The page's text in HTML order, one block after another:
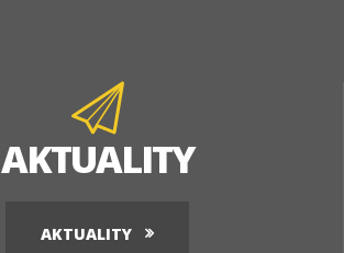
AKTUALITY
AKTUALITY